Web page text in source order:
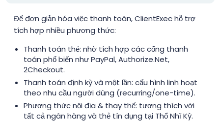
Để đơn giản hóa việc thanh toán, ClientExec hỗ trợ
tích hợp nhiều phương thức:
Thanh toán thẻ: nhờ tích hợp các cổng thanh
toán phổ biến như PayPal, Authorize.Net,
2Checkout.
Thanh toán định kỳ và một lần: cấu hình linh hoạt
theo nhu cầu người dùng (recurring/one-time).
Phương thức nội địa & thay thế: tương thích với
tất cả ngân hàng và thẻ tín dụng tại Thổ Nhĩ Kỳ.